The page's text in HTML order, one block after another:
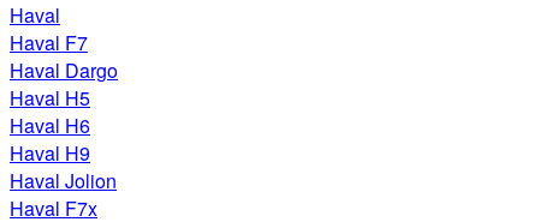
Haval
Haval F7
Haval Dargo
Haval H5
Haval H6
Haval H9
Haval Jolion
Haval F7x